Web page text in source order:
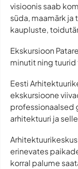
visioonis saab
süda, maamärk
kaupluste,
Ekskursioon
minutit ning
Eesti
ekskursioone
professionaalsed
arhitektuuri ja
erinevates
korral palume